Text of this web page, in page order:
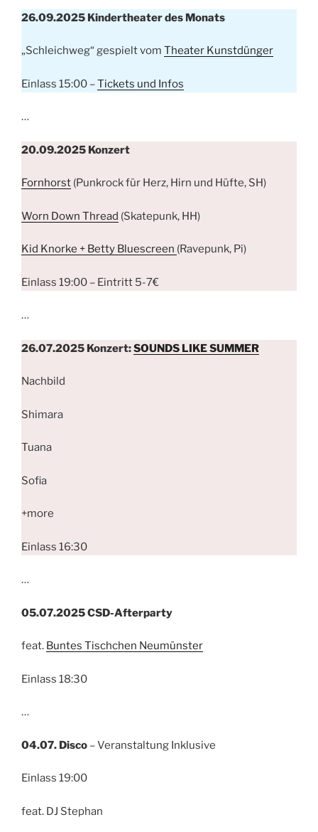
26.09.2025 Kindertheater des Monats
„Schleichweg“ gespielt vom Theater Kunstdünger
Einlass 15:00 –Tickets und Infos
…
20.09.2025 Konzert
Fornhorst (Punkrock für Herz, Hirn und Hüfte, SH)
Worn Down Thread (Skatepunk, HH)
Kid Knorke + Betty Bluescreen (Ravepunk, Pi)
Einlass 19:00 – Eintritt 5-7€
…
26.07.2025 Konzert:SOUNDS LIKE SUMMER
Nachbild
Shimara
Tuana
Sofia
+more
Einlass 16:30
…
05.07.2025 CSD-Afterparty
feat. Buntes Tischchen Neumünster
Einlass 18:30
…
04.07. Disco – Veranstaltung Inklusive
Einlass 19:00
feat. DJ Stephan